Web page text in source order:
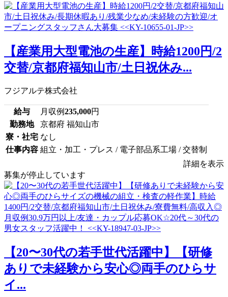
【産業用大型電池の生産】時給1200円/2
交替/京都府福知山市/土日祝休み...
フジアルテ株式会社
給与 月収例235,000円
勤務地
京都府 福知山市
寮・社宅 なし
仕事内容 組立・加工・プレス / 電子部品系工場 / 交替制
詳細を表示
募集が停止しています
【20〜30代の若手世代活躍中】【研修
ありで未経験から安心◎両手のひらサ
イ...